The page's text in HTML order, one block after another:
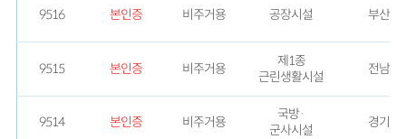
9516 본인증 비주거용 공장시설 부산
9515 본인증 비주거용
제1종
근린생활시설
전남
9514 본인증 비주거용
국방·
군사시설
경기